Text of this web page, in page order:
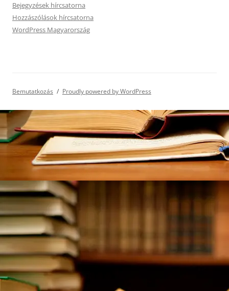
Bejegyzések hírcsatorna
Hozzászólások hírcsatorna
WordPress Magyarország
Bemutatkozás Proudly powered by WordPress